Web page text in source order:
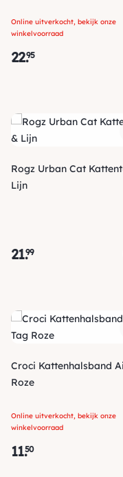
Online uitverkocht, bekijk onze
winkelvoorraad
22.95
Rogz Urban Cat
Lijn
21.99
Croci Kattenhalsband
Roze
Online uitverkocht, bekijk onze
winkelvoorraad
11.50